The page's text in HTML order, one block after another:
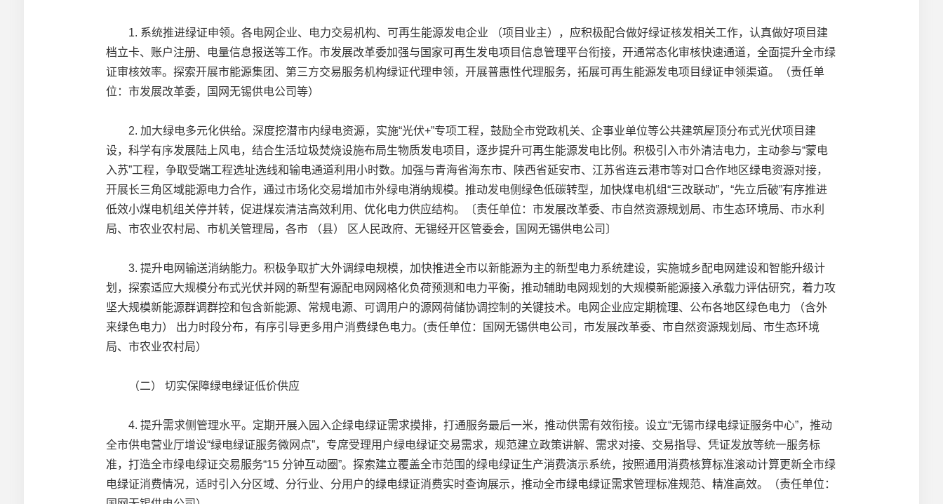
1. 系统推进绿证申领。各电网企业、电力交易机构、可再生能源发电企业 （项目业主），应积极配合做好绿证核发相关工作，认真做好项目建
档立卡、账户注册、电量信息报送等工作。市发展改革委加强与国家可再生发电项目信息管理平台衔接，开通常态化审核快速通道，全面提升全市绿
证审核效率。探索开展市能源集团、第三方交易服务机构绿证代理申领，开展普惠性代理服务，拓展可再生能源发电项目绿证申领渠道。（责任单
位：市发展改革委，国网无锡供电公司等）
2. 加大绿电多元化供给。深度挖潜市内绿电资源，实施“光伏+”专项工程，鼓励全市党政机关、企事业单位等公共建筑屋顶分布式光伏项目建
设，科学有序发展陆上风电，结合生活垃圾焚烧设施布局生物质发电项目，逐步提升可再生能源发电比例。积极引入市外清洁电力，主动参与“蒙电
入苏”工程，争取受端工程选址选线和输电通道利用小时数。加强与青海省海东市、陕西省延安市、江苏省连云港市等对口合作地区绿电资源对接，
开展长三角区域能源电力合作，通过市场化交易增加市外绿电消纳规模。推动发电侧绿色低碳转型，加快煤电机组“三改联动”，“先立后破”有序推进
低效小煤电机组关停并转，促进煤炭清洁高效利用、优化电力供应结构。〔责任单位：市发展改革委、市自然资源规划局、市生态环境局、市水利
局、市农业农村局、市机关管理局，各市 （县） 区人民政府、无锡经开区管委会，国网无锡供电公司〕
3. 提升电网输送消纳能力。积极争取扩大外调绿电规模，加快推进全市以新能源为主的新型电力系统建设，实施城乡配电网建设和智能升级计
划，探索适应大规模分布式光伏并网的新型有源配电网网格化负荷预测和电力平衡，推动辅助电网规划的大规模新能源接入承载力评估研究，着力攻
坚大规模新能源群调群控和包含新能源、常规电源、可调用户的源网荷储协调控制的关键技术。电网企业应定期梳理、公布各地区绿色电力 （含外
来绿色电力） 出力时段分布，有序引导更多用户消费绿色电力。(责任单位：国网无锡供电公司，市发展改革委、市自然资源规划局、市生态环境
局、市农业农村局）
（二） 切实保障绿电绿证低价供应
4. 提升需求侧管理水平。定期开展入园入企绿电绿证需求摸排，打通服务最后一米，推动供需有效衔接。设立“无锡市绿电绿证服务中心”，推动
全市供电营业厅增设“绿电绿证服务微网点”，专席受理用户绿电绿证交易需求，规范建立政策讲解、需求对接、交易指导、凭证发放等统一服务标
准，打造全市绿电绿证交易服务“15 分钟互动圈”。探索建立覆盖全市范围的绿电绿证生产消费演示系统，按照通用消费核算标准滚动计算更新全市绿
电绿证消费情况，适时引入分区域、分行业、分用户的绿电绿证消费实时查询展示，推动全市绿电绿证需求管理标准规范、精准高效。（责任单位：